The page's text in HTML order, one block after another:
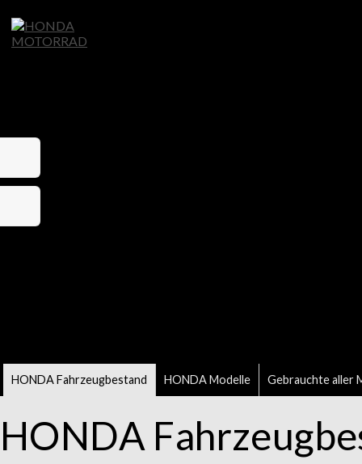
HONDA Fahrzeugbestand HONDA Modelle Gebrauchte aller
HONDA